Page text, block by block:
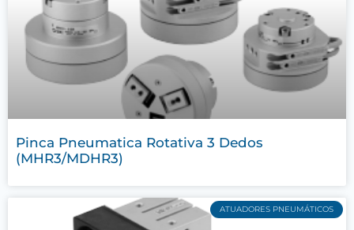
Pinca Pneumatica Rotativa 3 Dedos
(MHR3/MDHR3)
ATUADORES PNEUMÁTICOS